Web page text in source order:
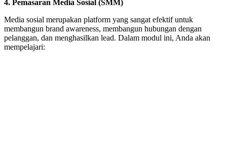
4. Pemasaran Media Sosial (SMM)
Media sosial merupakan platform yang sangat efektif untuk
membangun brand awareness, membangun hubungan dengan
pelanggan, dan menghasilkan lead. Dalam modul ini, Anda akan
mempelajari: